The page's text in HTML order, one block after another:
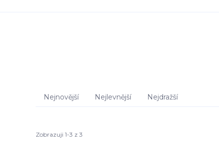
Nejnovější Nejlevnější Nejdražší
Zobrazuji 1-3 z 3